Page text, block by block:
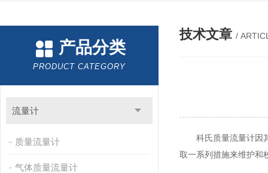
产品分类
PRODUCT CATEGORY
流量计
质量流量计
气体质量流量计
技术文章 /
科氏质量流量计因其
取一系列措施来维护和